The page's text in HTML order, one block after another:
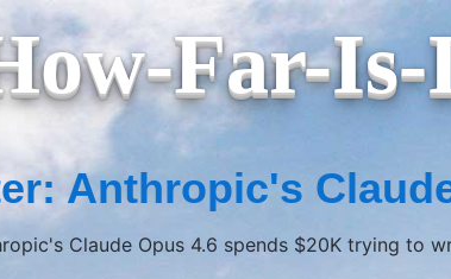
Far-
Anthropic's
Claude Opus 4.6 spends $20K trying to